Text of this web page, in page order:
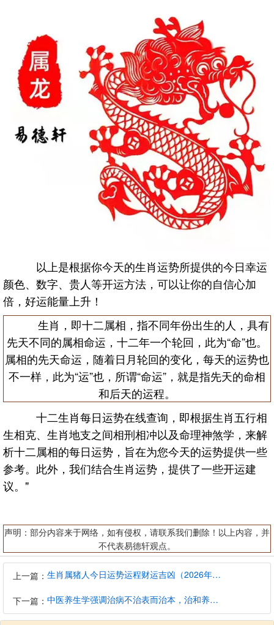
以上是根据你今天的生肖运势所提供的今日幸运
颜色、数字、贵人等开运方法，可以让你的自信心加
倍，好运能量上升！
生肖，即十二属相，指不同年份出生的人，具有
先天不同的属相命运，十二年一个轮回，此为“命”也。
属相的先天命运，随着日月轮回的变化，每天的运势也
不一样，此为“运”也，所谓“命运”，就是指先天的命相
和后天的运程。
十二生肖每日运势在线查询，即根据生肖五行相
生相克、生肖地支之间相刑相冲以及命理神煞学，来解
析十二属相的每日运势，旨在为您今天的运势提供一些
参考。此外，我们结合生肖运势，提供了一些开运建
议。"
声明：部分内容来于网络，如有侵权，请联系我们删除！以上内容，并
不代表易德轩观点。
上一篇： 生肖属猪人今日运势运程财运吉凶（2026年8月7日）详解查询
下一篇： 中医养生学强调治病不治表而治本，治和养兼顾是有必要的